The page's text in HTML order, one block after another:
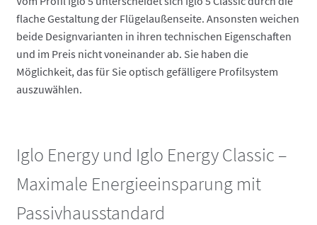
flache Gestaltung der Flügelaußenseite. Ansonsten weichen
beide Designvarianten in ihren technischen Eigenschaften
und im Preis nicht voneinander ab. Sie haben die
Möglichkeit, das für Sie optisch gefälligere Profilsystem
auszuwählen.
Iglo Energy und Iglo Energy Classic –
Maximale Energieeinsparung mit
Passivhausstandard